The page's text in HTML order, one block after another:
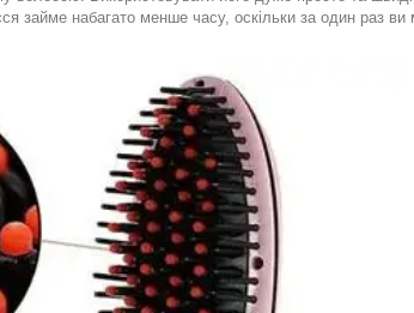
займе набагато менше часу, оскільки за один раз